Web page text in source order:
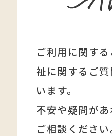
ご利用に関す
祉に関する ご
います。
不安や疑問があ
ご相談ください